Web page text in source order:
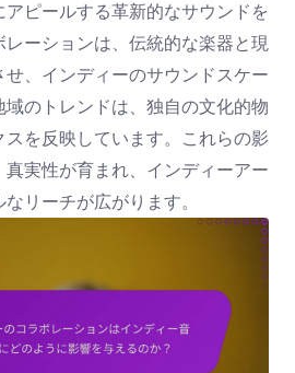
ピールする革新的なサウンドを
ーションは、伝統的な楽器と現
、インディーのサウンドスケー
のトレンドは、独自の文化的物
を反映しています。これらの影
実性が育まれ、インディーアー
リーチが広がります。